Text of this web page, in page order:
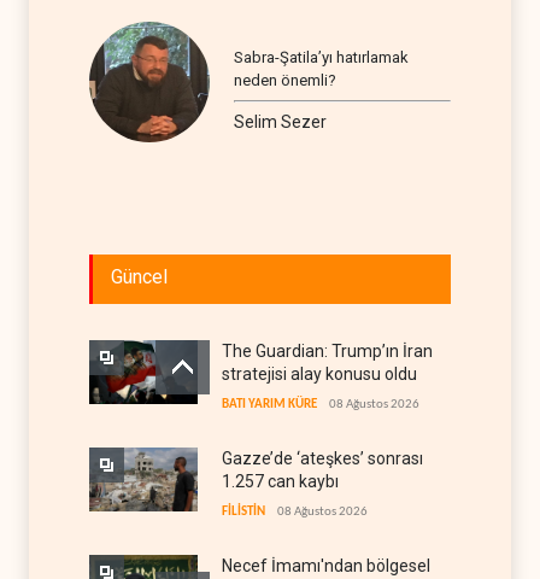
Sabra-Şatila’yı hatırlamak
neden önemli?
Selim Sezer
Güncel
The Guardian: Trump’ın İran
stratejisi alay konusu oldu
BATI YARIM KÜRE 08 Ağustos 2026
Gazze’de ‘ateşkes’ sonrası
1.257 can kaybı
FİLİSTİN 08 Ağustos 2026
Necef İmamı'ndan bölgesel